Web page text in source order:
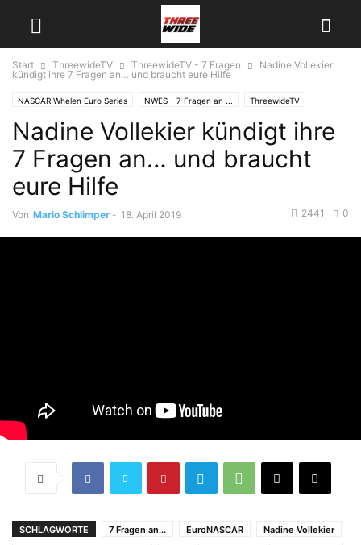
Start ThreewideTV ThreewideTV - 7 Fragen
Nadine Vollekier
kündigt ihre 7 Fragen an… und braucht eure Hilfe
NASCAR Whelen Euro Series NWES - 7 Fragen an ... ThreewideTV
ThreewideTV - 7 Fragen
Nadine Vollekier kündigt ihre
7 Fragen an… und braucht
eure Hilfe
Von Mario Schlimper - 18. April 2019 0
2441
SCHLAGWORTE 7 Fragen an... EuroNASCAR
Nadine Vollekier